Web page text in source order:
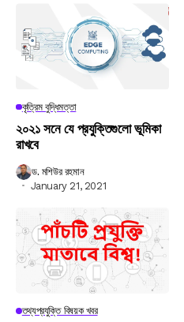
কৃত্রিম বুদ্ধিমত্তা
২০২১ সনে যে প্রযুক্তিগুলো ভূমিকা
রাখবে
ড. মশিউর রহমান
January 21, 2021
তথ্যপ্রযুক্তি বিষয়ক খবর